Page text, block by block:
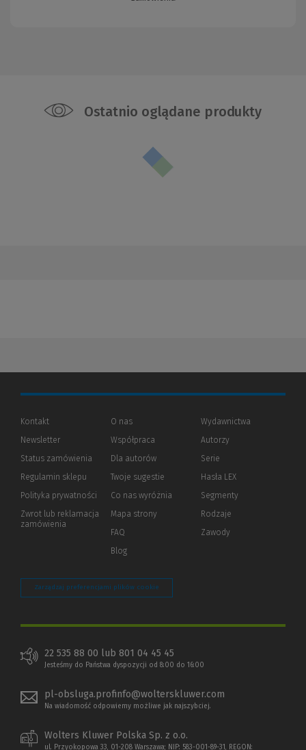
Ostatnio oglądane produkty
Kontakt
Newsletter
Status zamówienia
Regulamin sklepu
Polityka prywatności (Nowe
(Link
innej
Zwrot lub reklamacja
zamówienia
O nas
Współpraca
Dla autorów(Nowe
(Link
innej
Twoje sugestie
Co nas wyróżnia
Mapa strony
FAQ
Blog
Wydawnictwa
Autorzy
Serie
Hasła LEX
Segmenty
Rodzaje
Zawody
Zarządzaj preferencjami plików cookie
22 535 88 00 lub 801 04 45 45
Jesteśmy do Państwa dyspozycji od 8:00 do 16:00
pl-obsluga.profinfo@wolterskluwer.com
Na wiadomość odpowiemy możliwe jak najszybciej.
Wolters Kluwer Polska Sp. z o.o.
ul. Przyokopowa 33, 01-208 Warszawa; NIP: 583-001-89-31, REGON: